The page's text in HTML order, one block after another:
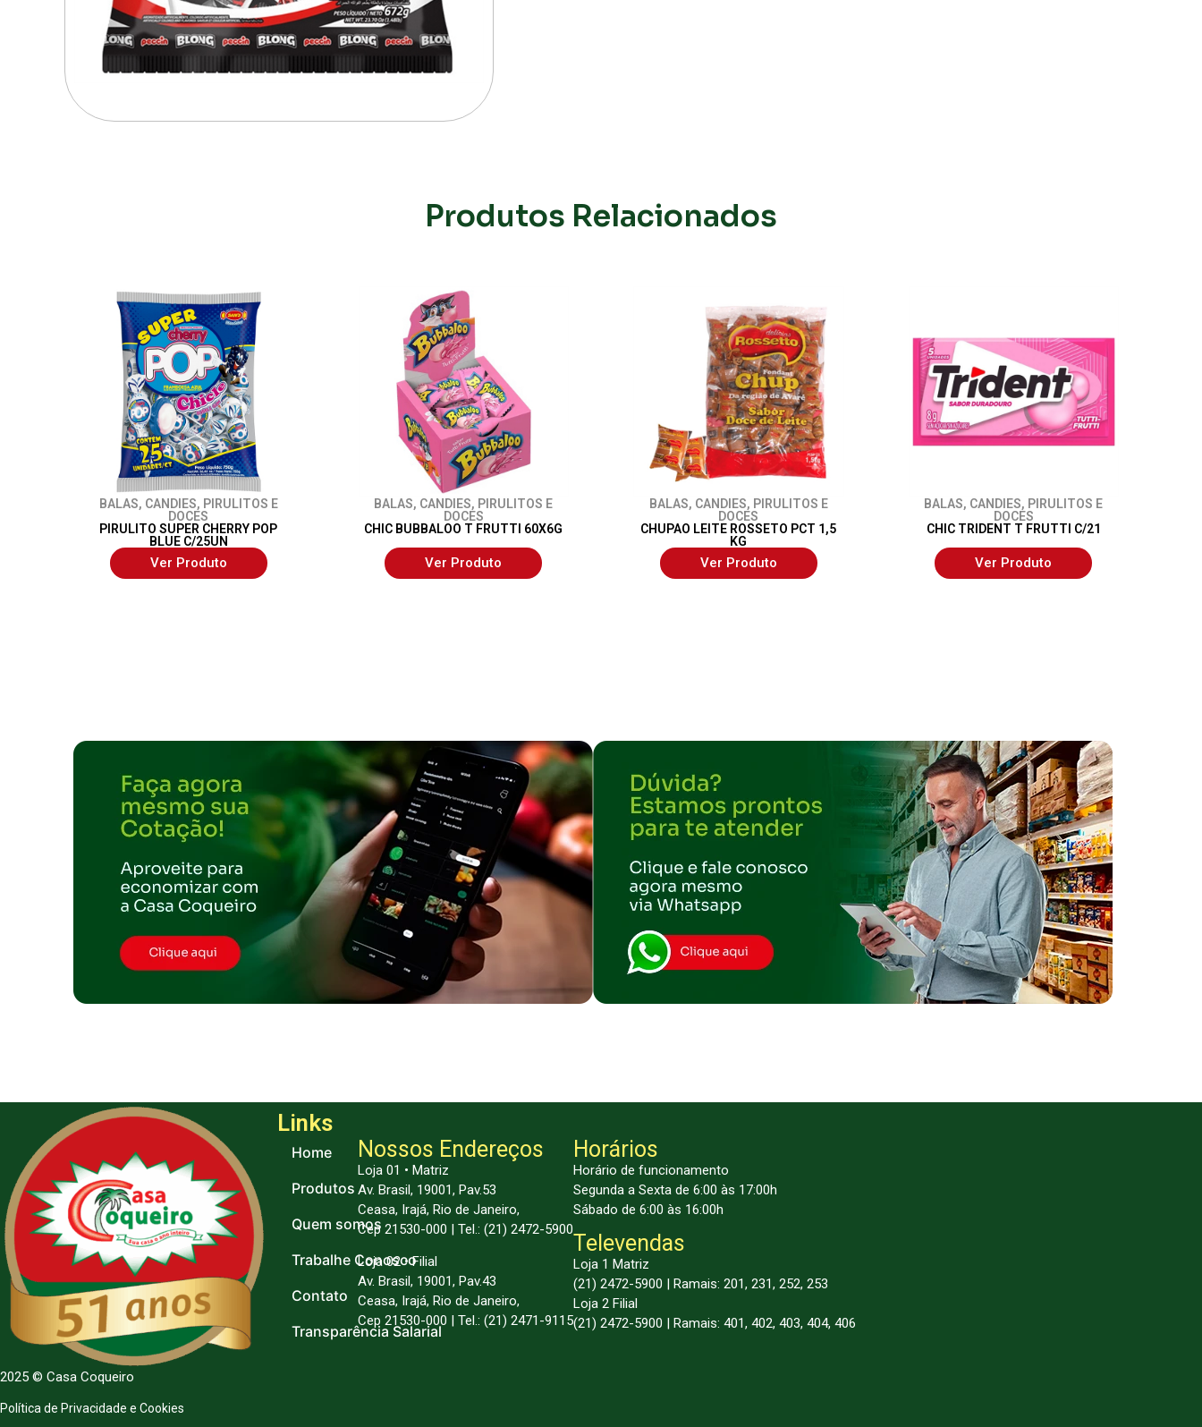
Produtos Relacionados
BALAS, CANDIES, PIRULITOS E
DOCES
PIRULITO SUPER CHERRY POP
BLUE C/25UN
Ver Produto
BALAS, CANDIES, PIRULITOS E
DOCES
CHIC BUBBALOO T FRUTTI 60X6G
Ver Produto
BALAS, CANDIES, PIRULITOS E
DOCES
CHUPAO LEITE ROSSETO PCT 1,5
KG
Ver Produto
BALAS, CANDIES, PIRULITOS E
DOCES
CHIC TRIDENT T FRUTTI C/21
Ver Produto
2025 © Casa Coqueiro
Política de Privacidade e Cookies
Links
Home
Produtos
Quem somos
Trabalhe Conosco
Contato
Transparência Salarial
Nossos Endereços
Loja 01 • Matriz
Av. Brasil, 19001, Pav.53
Ceasa, Irajá, Rio de Janeiro,
Cep 21530-000 | Tel.: (21) 2472-5900
Loja 02 • Filial
Av. Brasil, 19001, Pav.43
Ceasa, Irajá, Rio de Janeiro,
Cep 21530-000 | Tel.: (21) 2471-9115
Horários
Horário de funcionamento
Segunda a Sexta de 6:00 às 17:00h
Sábado de 6:00 às 16:00h
Televendas
Loja 1 Matriz
(21) 2472-5900 | Ramais: 201, 231, 252, 253
Loja 2 Filial
(21) 2472-5900 | Ramais: 401, 402, 403, 404, 406